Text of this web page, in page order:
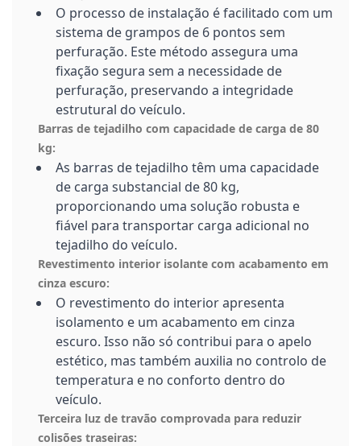
O processo de instalação é facilitado com um
sistema de grampos de 6 pontos sem
perfuração. Este método assegura uma
fixação segura sem a necessidade de
perfuração, preservando a integridade
estrutural do veículo.
Barras de tejadilho com capacidade de carga de 80
kg:
As barras de tejadilho têm uma capacidade
de carga substancial de 80 kg,
proporcionando uma solução robusta e
fiável para transportar carga adicional no
tejadilho do veículo.
Revestimento interior isolante com acabamento em
cinza escuro:
O revestimento do interior apresenta
isolamento e um acabamento em cinza
escuro. Isso não só contribui para o apelo
estético, mas também auxilia no controlo de
temperatura e no conforto dentro do
veículo.
Terceira luz de travão comprovada para reduzir
colisões traseiras: